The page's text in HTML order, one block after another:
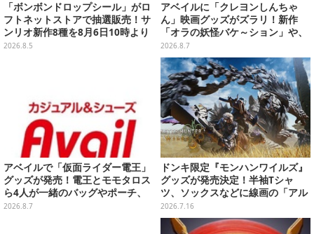
「ボンボンドロップシール」がロ
フトネットストアで抽選販売！サ
ンリオ新作8種を8月6日10時より
受付開始
2026.8.5
アベイルに「クレヨンしんちゃ
ん」映画グッズがズラリ！新作
「オラの妖怪バケ～ション」や、
「ヘンダーランド」「暗黒タマタ
マ」などをフィーチャー
2026.8.7
アベイルで「仮面ライダー電王」
グッズが発売！電王とモモタロス
ら4人が一緒のバッグやポーチ、
収納ボックスも
2026.8.7
ドンキ限定『モンハンワイルズ』
グッズが発売決定！半袖Tシャ
ツ、ソックスなどに線画の「アル
シュベルド」「リオレウス」ら11
体をデザイン
2026.7.16